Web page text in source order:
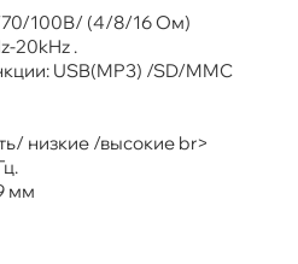
100В/ (4/8/16 Ом)
20kHz .
USB(MP3) /SD/MMC
низкие /высокие br>
мм